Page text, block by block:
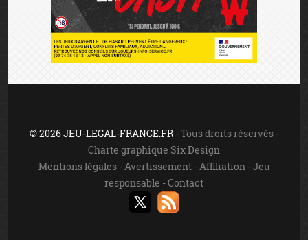
© 2026 JEU-LEGAL-FRANCE.FR- Tous droits réservés -
Charte graphique Six Design
Mentions légales- Avertissement- Affiliation -Jeu
responsable -Contact